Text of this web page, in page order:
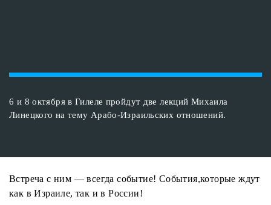
6 и 8 октября в Гилеле пройдут две лекций Михаила
Линецкого на тему Арабо-Израильских отношений.
Встреча с ним — всегда событие! События,которые ждут
как в Израиле, так и в России!